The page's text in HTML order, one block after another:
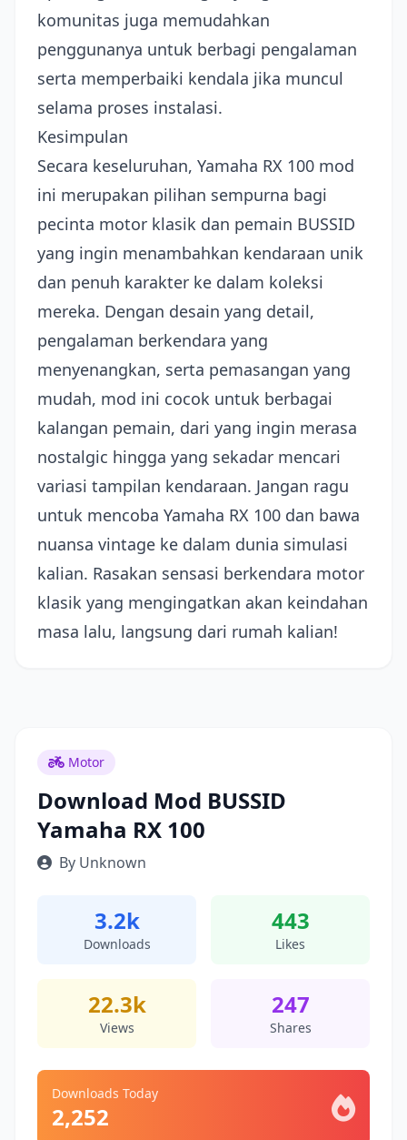
komunitas juga memudahkan
penggunanya untuk berbagi pengalaman
serta memperbaiki kendala jika muncul
selama proses instalasi.
Kesimpulan
Secara keseluruhan, Yamaha RX 100 mod
ini merupakan pilihan sempurna bagi
pecinta motor klasik dan pemain BUSSID
yang ingin menambahkan kendaraan unik
dan penuh karakter ke dalam koleksi
mereka. Dengan desain yang detail,
pengalaman berkendara yang
menyenangkan, serta pemasangan yang
mudah, mod ini cocok untuk berbagai
kalangan pemain, dari yang ingin merasa
nostalgic hingga yang sekadar mencari
variasi tampilan kendaraan. Jangan ragu
untuk mencoba Yamaha RX 100 dan bawa
nuansa vintage ke dalam dunia simulasi
kalian. Rasakan sensasi berkendara motor
klasik yang mengingatkan akan keindahan
masa lalu, langsung dari rumah kalian!
Motor
Download Mod BUSSID
Yamaha RX 100
By Unknown
3.2k
Downloads
443
Likes
22.3k
Views
247
Shares
Downloads Today
2,252